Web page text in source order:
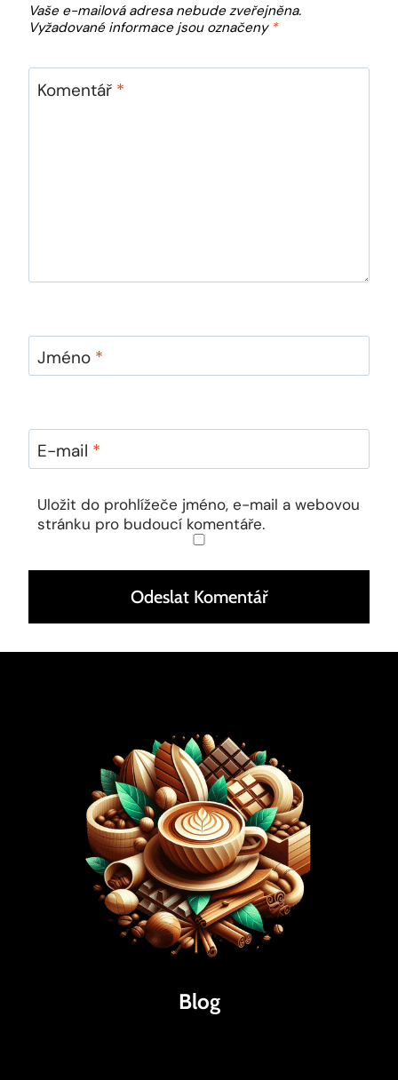
Vaše e-mailová adresa nebude zveřejněna.
Vyžadované informace jsou označeny *
Komentář *
Jméno *
E-mail *
Uložit do prohlížeče jméno, e-mail a webovou
stránku pro budoucí komentáře.
Blog